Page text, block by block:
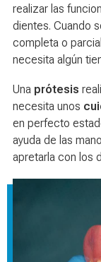
realizar las
dientes. Cuando
completa o
necesita algún
Una prótesis
necesita unos
en perfecto
ayuda de las
apretarla con los